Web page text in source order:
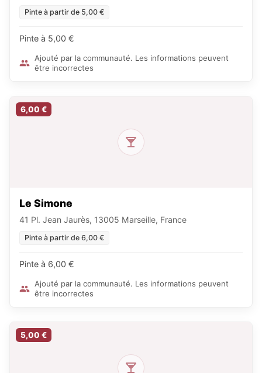
Pinte à partir de 5,00 €
Pinte à 5,00 €
Ajouté par la communauté. Les informations peuvent
être incorrectes
6,00 €
Le Simone
41 Pl. Jean Jaurès, 13005 Marseille, France
Pinte à partir de 6,00 €
Pinte à 6,00 €
Ajouté par la communauté. Les informations peuvent
être incorrectes
5,00 €